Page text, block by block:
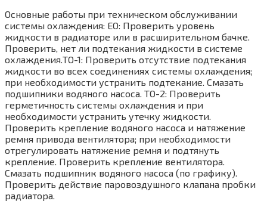
Основные работы при техническом обслуживании
системы охлаждения: ЕО: Проверить уровень
жидкости в радиаторе или в расширительном бачке.
Проверить, нет ли подтекания жидкости в системе
охлаждения.TO-1: Проверить отсутствие подтекания
жидкости во всех соединениях системы охлаждения;
при необходимости устранить подтекание. Смазать
подшипники водяного насоса. ТО-2: Проверить
герметичность системы охлаждения и при
необходимости устранить утечку жидкости.
Проверить крепление водяного насоса и натяжение
ремня привода вентилятора; при необходимости
отрегулировать натяжение ремня и подтянуть
крепление. Проверить крепление вентилятора.
Смазать подшипник водяного насоса (по графику).
Проверить действие паровоздушного клапана пробки
радиатора.